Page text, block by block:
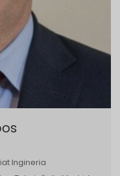
Ingineria